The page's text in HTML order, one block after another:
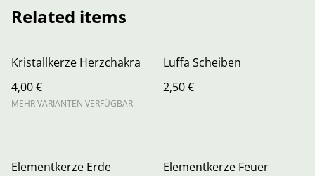
Related items
Kristallkerze Herzchakra
4,00 €
MEHR VARIANTEN VERFÜGBAR
Luffa Scheiben
2,50 €
Elementkerze Erde
Elementkerze Feuer